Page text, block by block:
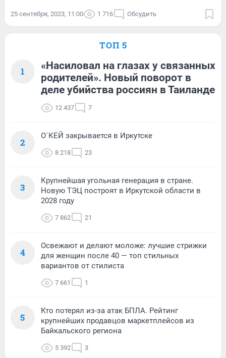
25 сентября, 2023, 11:00 1 716 Обсудить
ТОП 5
1
«Насиловал на глазах у связанных
родителей». Новый поворот в
деле убийства россиян в Таиланде
12 437 7
2
О`КЕЙ закрывается в Иркутске
8 218 23
3
Крупнейшая угольная генерация в стране.
Новую ТЭЦ построят в Иркутской области в
2028 году
7 862 21
4
Освежают и делают моложе: лучшие стрижки
для женщин после 40 — топ стильных
вариантов от стилиста
7 661 1
5
Кто потерял из-за атак БПЛА. Рейтинг
крупнейших продавцов маркетплейсов из
Байкальского региона
5 392 3